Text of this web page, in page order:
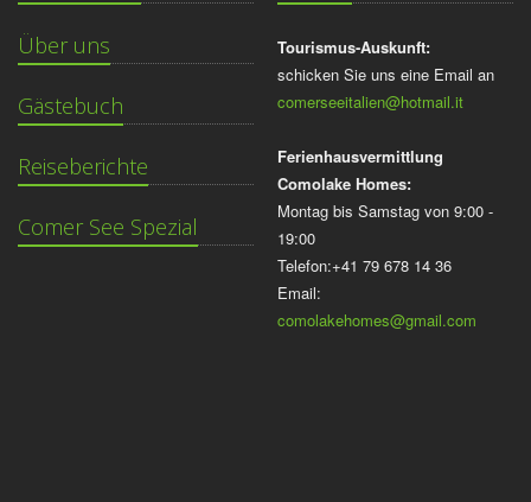
Über uns
Gästebuch
Reiseberichte
Comer See Spezial
Tourismus-Auskunft:
schicken Sie uns eine Email an
comerseeitalien@hotmail.it
Ferienhausvermittlung
Comolake Homes:
Montag bis Samstag von 9:00 -
19:00
Telefon:+41 79 678 14 36
Email:
comolakehomes@gmail.com